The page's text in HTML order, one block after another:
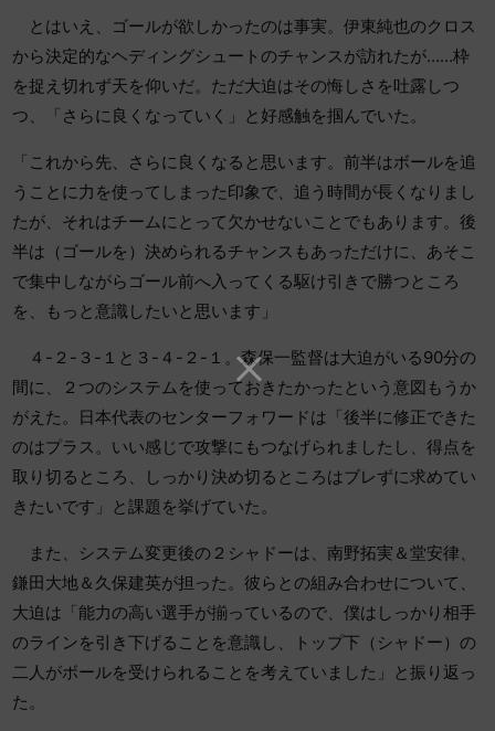
とはいえ、ゴールが欲しかったのは事実。伊東純也のクロス
から決定的なヘディングシュートのチャンスが訪れたが……枠
を捉え切れず天を仰いだ。ただ大迫はその悔しさを吐露しつ
つ、「さらに良くなっていく」と好感触を掴んでいた。
「これから先、さらに良くなると思います。前半はボールを追
うことに力を使ってしまった印象で、追う時間が長くなりまし
たが、それはチームにとって欠かせないことでもあります。後
半は（ゴールを）決められるチャンスもあっただけに、あそこ
で集中しながらゴール前へ入ってくる駆け引きで勝つところ
を、もっと意識したいと思います」
４-２-３-１と３-４-２-１。森保一監督は大迫がいる90分の
間に、２つのシステムを使っておきたかったという意図もうか
がえた。日本代表のセンターフォワードは「後半に修正できた
のはプラス。いい感じで攻撃にもつなげられましたし、得点を
取り切るところ、しっかり決め切るところはブレずに求めてい
きたいです」と課題を挙げていた。
また、システム変更後の２シャドーは、南野拓実＆堂安律、
鎌田大地＆久保建英が担った。彼らとの組み合わせについて、
大迫は「能力の高い選手が揃っているので、僕はしっかり相手
のラインを引き下げることを意識し、トップ下（シャドー）の
二人がボールを受けられることを考えていました」と振り返っ
た。